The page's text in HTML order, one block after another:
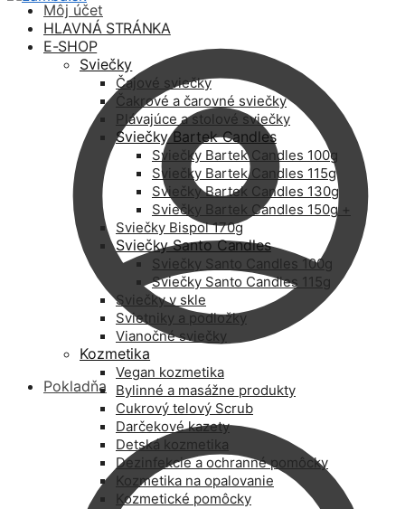
Môj účet
Pokladňa
HLAVNÁ STRÁNKA
E-SHOP
Sviečky
Čajové sviečky
Čakrové a čarovné sviečky
Plávajúce a stolové sviečky
Sviečky Bartek Candles
Sviečky Bartek Candles 100g
Sviečky Bartek Candles 115g
Sviečky Bartek Candles 130g
Sviečky Bartek Candles 150g +
Sviečky Bispol 170g
Sviečky Santo Candles
Sviečky Santo Candles 100g
Sviečky Santo Candles 115g
Sviečky v skle
Svietniky a podložky
Vianočné sviečky
Kozmetika
Vegan kozmetika
Bylinné a masážne produkty
Cukrový telový Scrub
Darčekové kazety
Detská kozmetika
Dezinfekcie a ochranné pomôcky
Kozmetika na opalovanie
Kozmetické pomôcky